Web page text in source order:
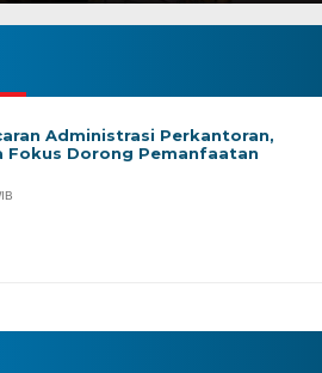
Administrasi Perkantoran,
Fokus Dorong Pemanfaatan